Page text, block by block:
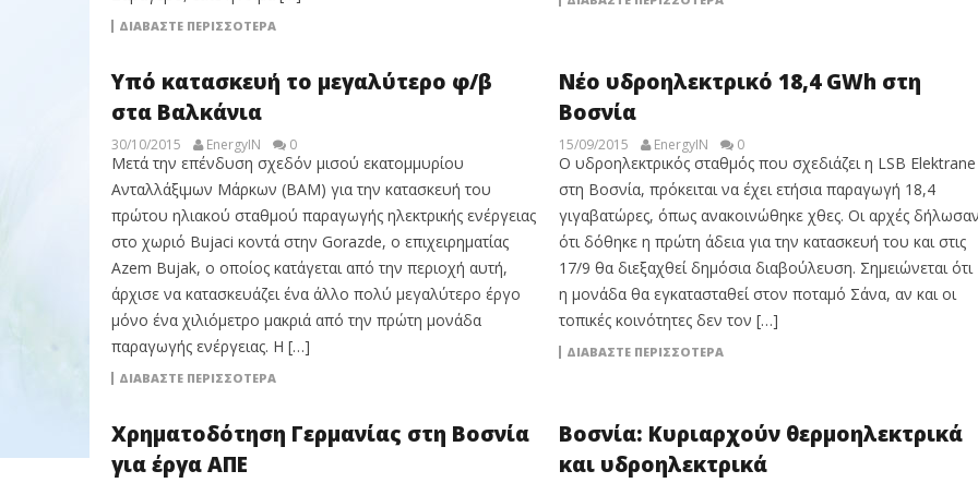
ΔΙΑΒΆΣΤΕ ΠΕΡΙΣΣΌΤΕΡΑ
Υπό κατασκευή το μεγαλύτερο φ/β
στα Βαλκάνια
30/10/2015 EnergyIN 0
Μετά την επένδυση σχεδόν μισού εκατομμυρίου
Ανταλλάξιμων Μάρκων (BAM) για την κατασκευή του
πρώτου ηλιακού σταθμού παραγωγής ηλεκτρικής ενέργειας
στο χωριό Bujaci κοντά στην Gorazde, ο επιχειρηματίας
Azem Bujak, ο οποίος κατάγεται από την περιοχή αυτή,
άρχισε να κατασκευάζει ένα άλλο πολύ μεγαλύτερο έργο
μόνο ένα χιλιόμετρο μακριά από την πρώτη μονάδα
παραγωγής ενέργειας. Η […]
ΔΙΑΒΆΣΤΕ ΠΕΡΙΣΣΌΤΕΡΑ
Νέο υδροηλεκτρικό 18,4 GWh στη
Βοσνία
15/09/2015 EnergyIN 0
Ο υδροηλεκτρικός σταθμός που σχεδιάζει η LSB Elektrane
στη Βοσνία, πρόκειται να έχει ετήσια παραγωγή 18,4
γιγαβατώρες, όπως ανακοινώθηκε χθες. Οι αρχές
ότι δόθηκε η πρώτη άδεια για την κατασκευή του και στις
17/9 θα διεξαχθεί δημόσια διαβούλευση. Σημειώνεται ότι
η μονάδα θα εγκατασταθεί στον ποταμό Σάνα, αν και οι
τοπικές κοινότητες δεν τον […]
ΔΙΑΒΆΣΤΕ ΠΕΡΙΣΣΌΤΕΡΑ
Χρηματοδότηση Γερμανίας στη Βοσνία
για έργα ΑΠΕ
Βοσνία: Κυριαρχούν θερμοηλεκτρικά
και υδροηλεκτρικά